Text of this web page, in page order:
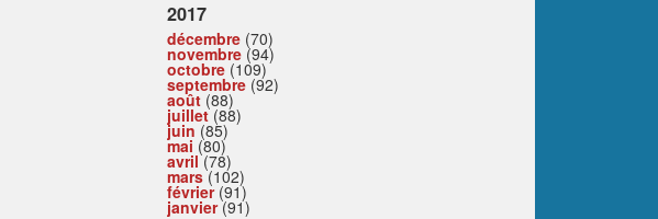
2017
décembre (70)
novembre (94)
octobre (109)
septembre (92)
août (88)
juillet(88)
juin (85)
mai (80)
avril(78)
mars(102)
février(91)
janvier(91)